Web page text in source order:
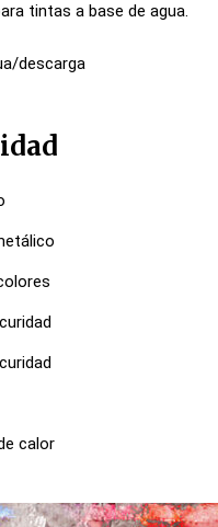
tintas a base de agua.
descarga
calor